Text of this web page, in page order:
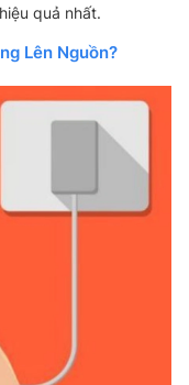
quả nhất.
Lên Nguồn?